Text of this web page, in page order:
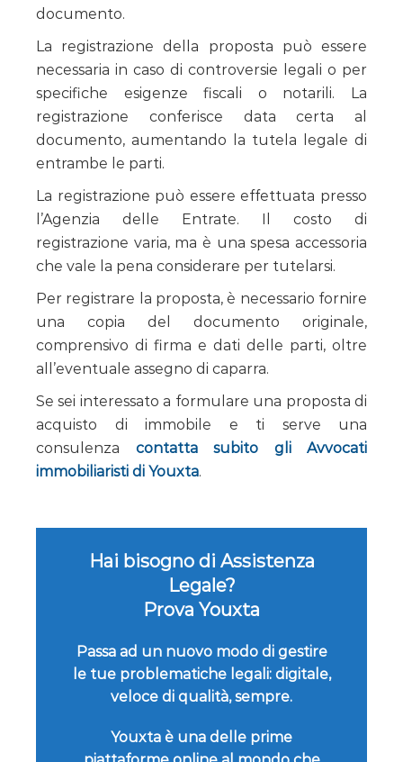
documento.
La registrazione della proposta può essere
necessaria in caso di controversie legali o per
specifiche esigenze fiscali o notarili. La
registrazione conferisce data certa al
documento, aumentando la tutela legale di
entrambe le parti.
La registrazione può essere effettuata presso
l’Agenzia delle Entrate. Il costo di
registrazione varia, ma è una spesa accessoria
che vale la pena considerare per tutelarsi.
Per registrare la proposta, è necessario fornire
una copia del documento originale,
comprensivo di firma e dati delle parti, oltre
all’eventuale assegno di caparra.
Se sei interessato a formulare una proposta di
acquisto di immobile e ti serve una
consulenza contatta subito gli Avvocati
immobiliaristi di Youxta.
Hai bisogno di Assistenza
Legale?
Prova Youxta
Passa ad un nuovo modo di gestire
le tue problematiche legali: digitale,
veloce di qualità, sempre.
Youxta è una delle prime